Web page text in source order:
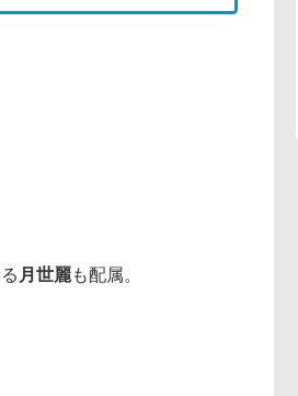
月世麗も配属。